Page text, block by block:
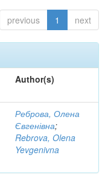
previous 1 next
Author(s)
Реброва, Олена
Євгенівна;
Rebrova, Olena
Yevgenivna